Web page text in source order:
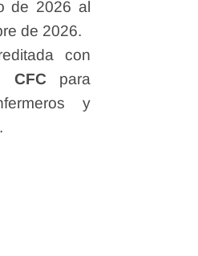
de 2026 al
de 2026.
con
CFC para
y